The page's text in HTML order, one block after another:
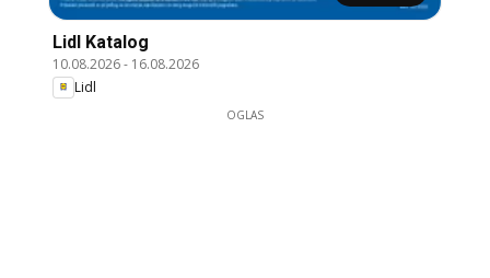
Lidl Katalog
10.08.2026- 16.08.2026
Lidl
OGLAS